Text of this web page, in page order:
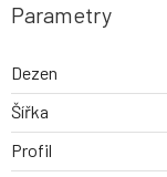
Parametry
Dezen
Šířka
Profil